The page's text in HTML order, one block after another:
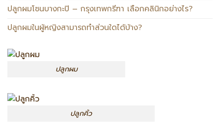
ปลูกผมโซนบางกะปิ – กรุงเทพกรีฑา เลือกคลินิกอย่างไร?
ปลูกผมในผู้หญิงสามารถทำส่วนใดได้บ้าง?
ปลูกผม
ปลูกคิ้ว